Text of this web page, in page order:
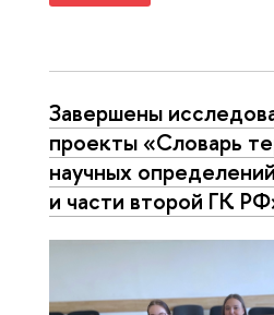
Завершены
проекты «Словарь
научных
и части второй ГК